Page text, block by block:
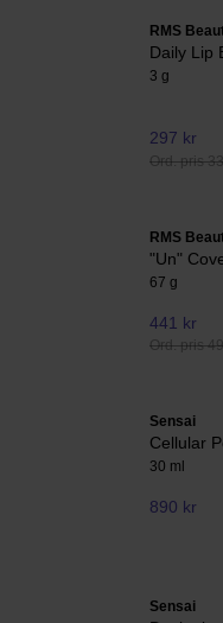
RMS
Daily Lip
3 g
297 kr
Ord. pris
RMS
"Un"
67 g
441 kr
Ord. pris
Sensai
Cellular
30 ml
890 kr
Sensai